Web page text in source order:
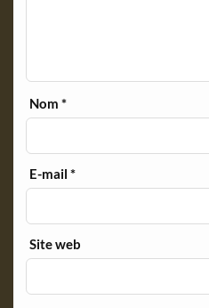
Nom*
E-mail*
Site web